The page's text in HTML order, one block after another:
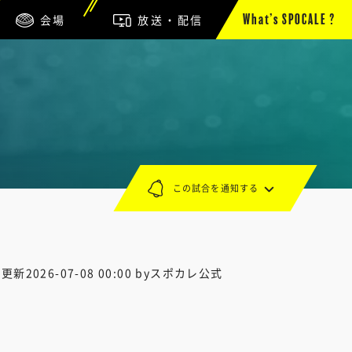
会場 放送・配信 What’s SPOCALE ?
新2026-07-08 00:00 byスポカレ公式
この試合を通知する